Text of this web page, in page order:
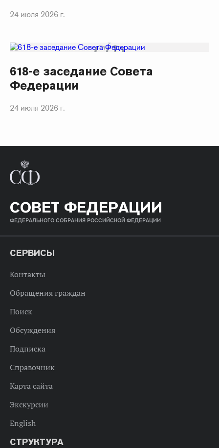
24 июля 2026 г.
618-е заседание Совета
Федерации
24 июля 2026 г.
СОВЕТ ФЕДЕРАЦИИ
ФЕДЕРАЛЬНОГО СОБРАНИЯ РОССИЙСКОЙ ФЕДЕРАЦИИ
СЕРВИСЫ
Контакты
Обращения граждан
Поиск
Обсуждения
Подписка
Справочник
Карта сайта
Экскурсии
English
СТРУКТУРА